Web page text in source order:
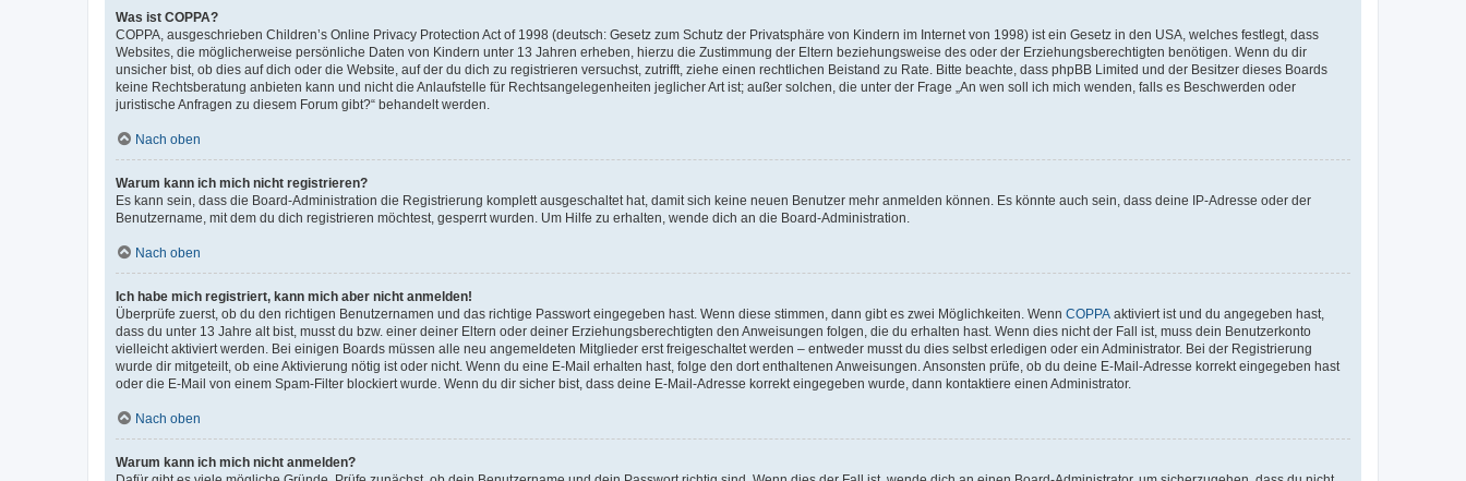
Was ist COPPA?
COPPA, ausgeschrieben Children’s Online Privacy Protection Act of 1998 (deutsch: Gesetz zum Schutz der Privatsphäre von Kindern im Internet von 1998) ist ein Gesetz in den USA, welches festlegt, dass
Websites, die möglicherweise persönliche Daten von Kindern unter 13 Jahren erheben, hierzu die Zustimmung der Eltern beziehungsweise des oder der Erziehungsberechtigten benötigen. Wenn du dir
unsicher bist, ob dies auf dich oder die Website, auf der du dich zu registrieren versuchst, zutrifft, ziehe einen rechtlichen Beistand zu Rate. Bitte beachte, dass phpBB Limited und der Besitzer dieses Boards
keine Rechtsberatung anbieten kann und nicht die Anlaufstelle für Rechtsangelegenheiten jeglicher Art ist; außer solchen, die unter der Frage „An wen soll ich mich wenden, falls es Beschwerden oder
juristische Anfragen zu diesem Forum gibt?“ behandelt werden.
Nach oben
Warum kann ich mich nicht registrieren?
Es kann sein, dass die Board-Administration die Registrierung komplett ausgeschaltet hat, damit sich keine neuen Benutzer mehr anmelden können. Es könnte auch sein, dass deine IP-Adresse oder der
Benutzername, mit dem du dich registrieren möchtest, gesperrt wurden. Um Hilfe zu erhalten, wende dich an die Board-Administration.
Nach oben
Ich habe mich registriert, kann mich aber nicht anmelden!
Überprüfe zuerst, ob du den richtigen Benutzernamen und das richtige Passwort eingegeben hast. Wenn diese stimmen, dann gibt es zwei Möglichkeiten. Wenn COPPA aktiviert ist und du angegeben hast,
dass du unter 13 Jahre alt bist, musst du bzw. einer deiner Eltern oder deiner Erziehungsberechtigten den Anweisungen folgen, die du erhalten hast. Wenn dies nicht der Fall ist, muss dein Benutzerkonto
vielleicht aktiviert werden. Bei einigen Boards müssen alle neu angemeldeten Mitglieder erst freigeschaltet werden – entweder musst du dies selbst erledigen oder ein Administrator. Bei der Registrierung
wurde dir mitgeteilt, ob eine Aktivierung nötig ist oder nicht. Wenn du eine E-Mail erhalten hast, folge den dort enthaltenen Anweisungen. Ansonsten prüfe, ob du deine E-Mail-Adresse korrekt eingegeben hast
oder die E-Mail von einem Spam-Filter blockiert wurde. Wenn du dir sicher bist, dass deine E-Mail-Adresse korrekt eingegeben wurde, dann kontaktiere einen Administrator.
Nach oben
Warum kann ich mich nicht anmelden?